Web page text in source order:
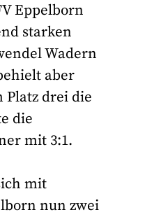
Eppelborn
starken
Wadern
aber
drei die
die
mit 3:1.
mit
nun zwei